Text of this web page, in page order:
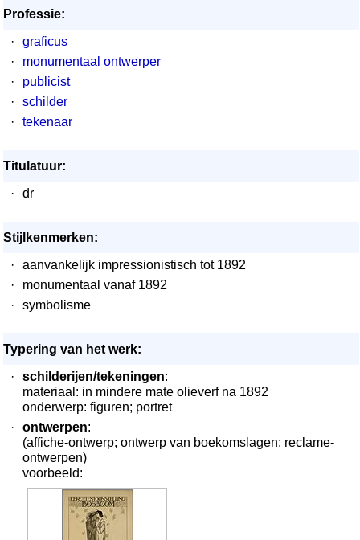
Professie:
·
graficus
·
monumentaal ontwerper
·
publicist
·
schilder
·
tekenaar
Titulatuur:
·
dr
Stijlkenmerken:
·
aanvankelijk impressionistisch tot 1892
·
monumentaal vanaf 1892
·
symbolisme
Typering van het werk:
·
schilderijen/tekeningen:
materiaal: in mindere mate olieverf na 1892
onderwerp: figuren; portret
·
ontwerpen:
(affiche-ontwerp; ontwerp van boekomslagen; reclame-
ontwerpen)
voorbeeld: